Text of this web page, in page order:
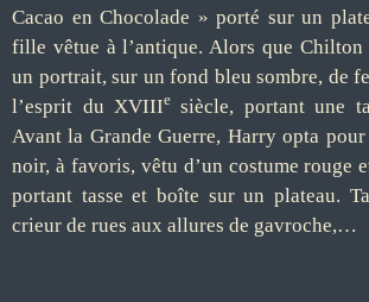
Cacao en Chocolade » porté sur un
fille vêtue à l’antique. Alors que Chilton
un portrait, sur un fond bleu sombre, de
l’esprit du XVIIIe siècle, portant une
Avant la Grande Guerre, Harry opta
noir, à favoris, vêtu d’un costume rouge
portant tasse et boîte sur un plateau.
crieur de rues aux allures de gavroche,…